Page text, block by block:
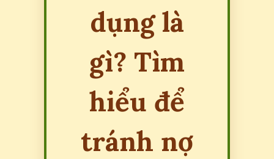
dụng là
gì? Tìm
hiểu để
tránh nợ